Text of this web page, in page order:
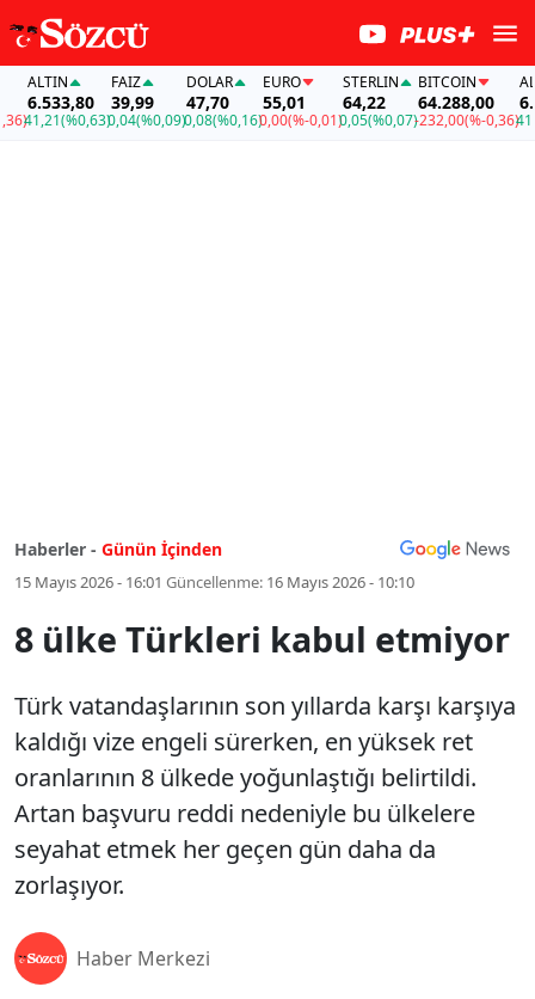
ALTIN
6.533,80
41,21(%0,63)
FAİZ
39,99
0,04(%0,09)
DOLAR
47,70
0,08(%0,16)
EURO
55,01
0,00(%-0,01)
STERLIN
64,22
0,05(%0,07)
BITCOIN
64.288,00
-232,00(%-0,36)41,21
Haberler - Günün İçinden
15 Mayıs 2026 - 16:01 Güncellenme: 16 Mayıs 2026 - 10:10
8 ülke Türkleri kabul etmiyor
Türk vatandaşlarının son yıllarda karşı karşıya
kaldığı vize engeli sürerken, en yüksek ret
oranlarının 8 ülkede yoğunlaştığı belirtildi.
Artan başvuru reddi nedeniyle bu ülkelere
seyahat etmek her geçen gün daha da
zorlaşıyor.
Haber Merkezi